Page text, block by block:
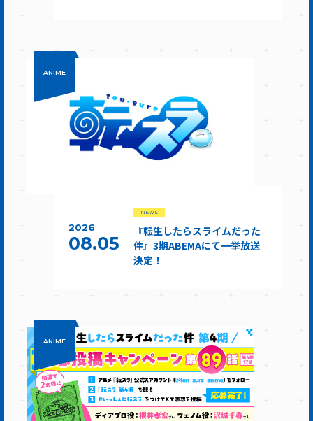
ANIME
2026
08.05
NEWS
『転生したらスライムだった
件』3期ABEMAにて一挙放送
決定！
ANIME